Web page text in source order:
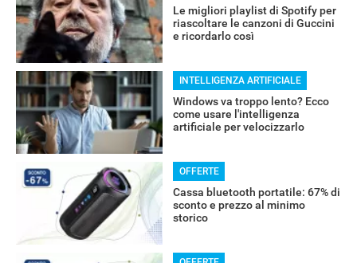
RECENSIONI
Le migliori playlist di Spotify per
riascoltare le canzoni di Guccini
e ricordarlo così
INTELLIGENZA ARTIFICIALE
Windows va troppo lento? Ecco
come usare l'intelligenza
artificiale per velocizzarlo
OFFERTE
Cassa bluetooth portatile: 67% di
sconto e prezzo al minimo
storico